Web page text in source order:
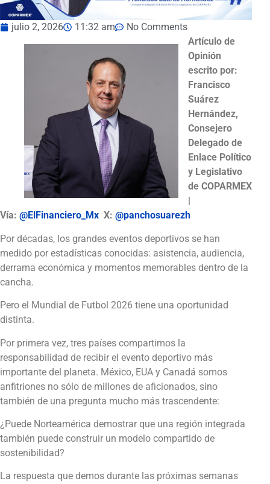
julio 2, 2026 11:32 am
No Comments
Artículo de
Opinión
escrito por:
Francisco
Suárez
Hernández,
Consejero
Delegado de
Enlace Político
y Legislativo
de COPARMEX
Vía: @ElFinanciero_Mx X: @panchosuarezh
Por décadas, los grandes eventos deportivos se han
medido por estadísticas conocidas: asistencia, audiencia,
derrama económica y momentos memorables dentro de la
cancha.
Pero el Mundial de Futbol 2026 tiene una oportunidad
distinta.
Por primera vez, tres países compartimos la
responsabilidad de recibir el evento deportivo más
importante del planeta. México, EUA y Canadá somos
anfitriones no sólo de millones de aficionados, sino
también de una pregunta mucho más trascendente:
¿Puede Norteamérica demostrar que una región integrada
también puede construir un modelo compartido de
sostenibilidad?
La respuesta que demos durante las próximas semanas